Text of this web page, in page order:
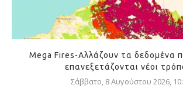
Mega Fires-Αλλάζουν τα δεδομένα
επανεξετάζονται νέοι
Σάββατο, 8 Αυγούστου 2026,